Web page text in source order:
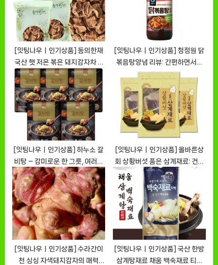
t
[잇팅나우ㅣ인기상품] 동의한재
국산 햇 저온 볶은 돼지감자차 –
건강을 담은 자연의 선물
[EatingNOWㅣ추천상품]
[잇팅나우ㅣ인기상품] 청정원 닭
볶음탕양념 리뷰: 간편하면서도
풍부한 맛의 비밀 [EatingNOW
ㅣ추천상품]
[잇팅나우ㅣ인기상품] 하누소 갈
비탕 – 감미로운 한 그릇, 여러분
을 기다립니다 [EatingNOWㅣ
추천상품]
[잇팅나우ㅣ인기상품] 올바른상
회 상황버섯 품은 삼계재료: 건강
한 영양을 가득 담은 선택
[EatingNOWㅣ추천상품]
[잇팅나우ㅣ인기상품] 수라간이
천 싱싱 자색돼지감자의 매력
[잇팅나우ㅣ인기상품] 국산 한방
삼계탕재료 채움 백숙재료 티백